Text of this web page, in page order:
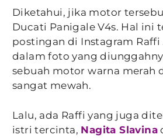
Diketahui, jika motor
Ducati Panigale V4s. Hal ini
postingan di Instagram Raffi
dalam foto yang
sebuah motor warna merah
sangat mewah.
Lalu, ada Raffi yang juga
istri tercinta, Nagita Slavina